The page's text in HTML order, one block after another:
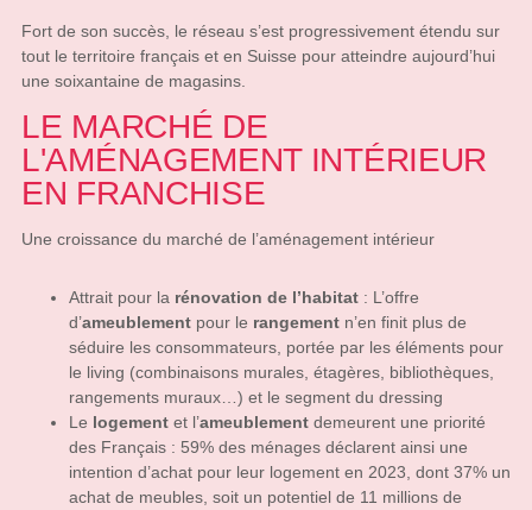
Fort de son succès, le réseau s’est progressivement étendu sur
tout le territoire français et en Suisse pour atteindre aujourd’hui
une soixantaine de magasins.
LE MARCHÉ DE
L'AMÉNAGEMENT INTÉRIEUR
EN FRANCHISE
Une croissance du marché de l’aménagement intérieur
Attrait pour la rénovation de l’habitat : L’offre
d’ameublement pour le rangement n’en finit plus de
séduire les consommateurs, portée par les éléments pour
le living (combinaisons murales, étagères, bibliothèques,
rangements muraux…) et le segment du dressing
Le logement et l’ameublement demeurent une priorité
des Français : 59% des ménages déclarent ainsi une
intention d’achat pour leur logement en 2023, dont 37% un
achat de meubles, soit un potentiel de 11 millions de